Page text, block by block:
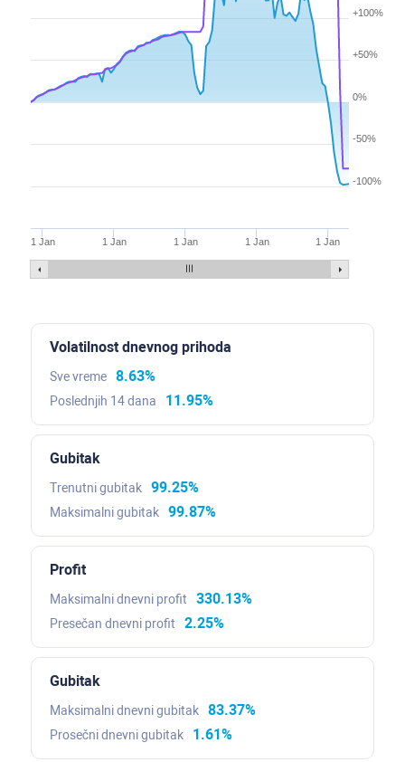
1 Jan 1 Jan 1 Jan 1 Jan 1 Jan
-100%
-50%
0%
+50%
+100%
Volatilnost dnevnog prihoda
Sve vreme 8.63%
Poslednjih 14 dana 11.95%
Gubitak
Trenutni gubitak 99.25%
Maksimalni gubitak 99.87%
Profit
Maksimalni dnevni profit 330.13%
Presečan dnevni profit 2.25%
Gubitak
Maksimalni dnevni gubitak 83.37%
Prosečni dnevni gubitak 1.61%